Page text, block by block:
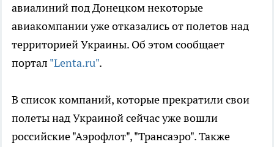
авиалиний под Донецком некоторые
авиакомпании уже отказались от полетов над
территорией Украины. Об этом сообщает
портал "Lenta.ru".
В список компаний, которые прекратили свои
полеты над Украиной сейчас уже вошли
российские "Аэрофлот", "Трансаэро". Также